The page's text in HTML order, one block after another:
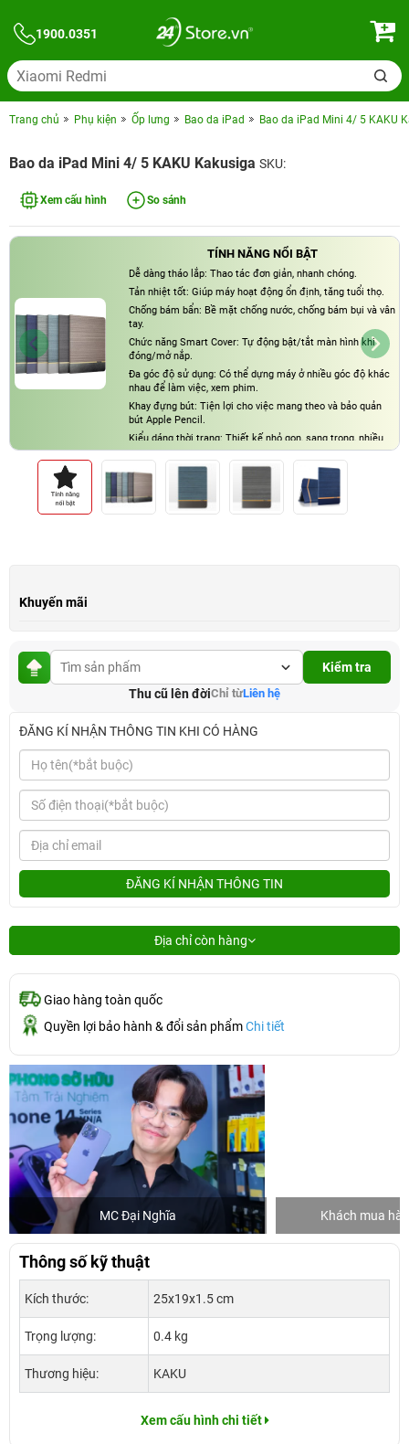
1900.0351
Trang chủ Phụ kiện Ốp lưng Bao da iPad Bao da iPad Mini 4/ 5 KAKU
Bao da iPad Mini 4/ 5 KAKU Kakusiga SKU:
Xem cấu hình So sánh
TÍNH NĂNG NỔI BẬT
Dễ dàng tháo lắp: Thao tác đơn giản, nhanh chóng.
Tản nhiệt tốt: Giúp máy hoạt động ổn định, tăng tuổi thọ.
Chống bám bẩn: Bề mặt chống nước, chống bám bụi và vân
tay.
Chức năng Smart Cover: Tự động bật/tắt màn hình khi
đóng/mở nắp.
Đa góc độ sử dụng: Có thể dựng máy ở nhiều góc độ khác
nhau để làm việc, xem phim.
Khay đựng bút: Tiện lợi cho việc mang theo và bảo quản
bút Apple Pencil.
Kiểu dáng thời trang: Thiết kế nhỏ gọn, sang trọng, nhiều
màu sắc đẹp mắt.
Khuyến mãi
Kiểm tra
Thu cũ lên đờiChỉ từLiên hệ
ĐĂNG KÍ NHẬN THÔNG TIN KHI CÓ HÀNG
ĐĂNG KÍ NHẬN THÔNG TIN
Địa chỉ còn hàng
Giao hàng toàn quốc
Quyền lợi bảo hành & đổi sản phẩmChi tiết
MC Đại Nghĩa Khách mua
Thông số kỹ thuật
Kích thước: 25x19x1.5 cm
Trọng lượng: 0.4 kg
Thương hiệu: KAKU
Xem cấu hình chi tiết